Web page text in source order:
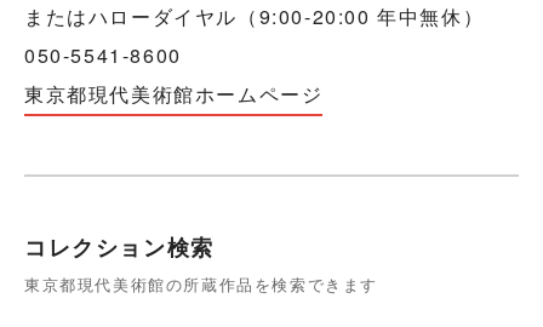
またはハローダイヤル（9:00-20:00 年中無休）
050-5541-8600
東京都現代美術館ホームページ
コレクション検索
東京都現代美術館の所蔵作品を検索できます